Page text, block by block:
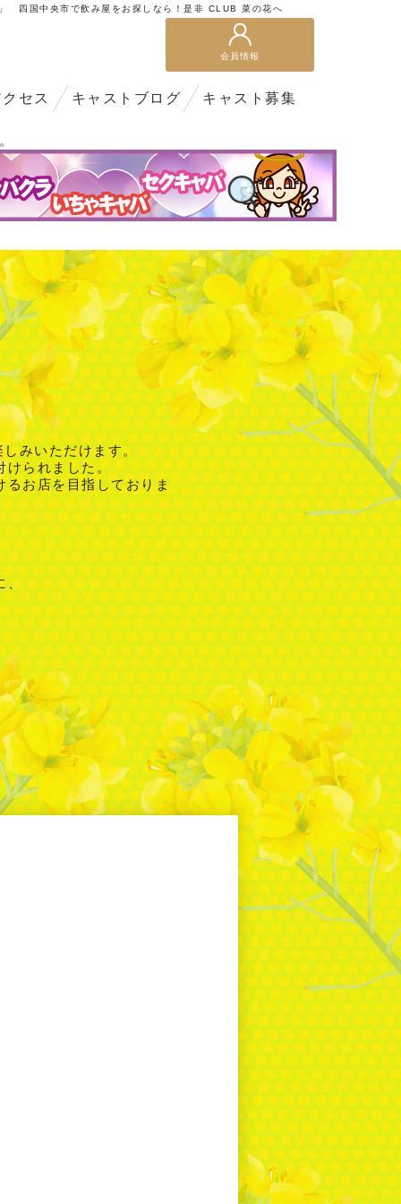
四国中央市で飲み屋をお探しなら！是非 CLUB 菜の花へ
会員情報
セス キャストブログ キャスト募集
みいただけます。
けられました。
お店を目指しておりま